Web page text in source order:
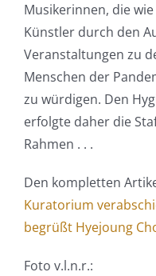
Musikerinnen, die
Künstler durch den
Veranstaltungen zu
Menschen der
zu würdigen. Den
erfolgte daher die
Rahmen . . .
Den kompletten
Kuratorium
begrüßt Hyejoung
Foto v.l.n.r.: